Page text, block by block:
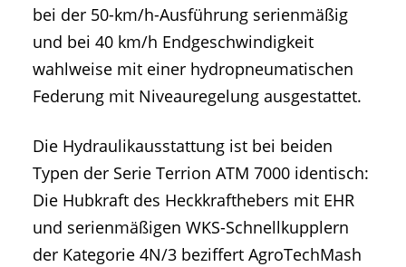
bei der 50-km/h-Ausführung serienmäßig
und bei 40 km/h Endgeschwindigkeit
wahlweise mit einer hydropneumatischen
Federung mit Niveauregelung ausgestattet.
Die Hydraulikausstattung ist bei beiden
Typen der Serie Terrion ATM 7000 identisch:
Die Hubkraft des Heckkrafthebers mit EHR
und serienmäßigen WKS-Schnellkupplern
der Kategorie 4N/3 beziffert AgroTechMash